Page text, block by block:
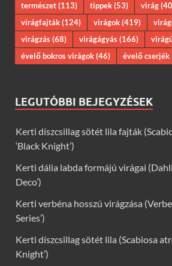
természet(113) tippek(53) virág
virágfajták(124) virágok(419)
virágzás(68) virágágyás(166)
évelő bokros virágok(46) évelő cserjék
LEGUTÓBBI BEJEGYZÉSEK
Kerti díszcsillag sötét lila fajták
‘Black Knight’)
Kerti dália labda formájú virágai
Deco’)
Kerti verbéna hosszú virágzása
Series’)
Kerti díszcsillag sötét lila (Scabiosa
Knight’)